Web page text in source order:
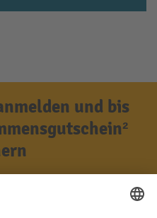
und bis